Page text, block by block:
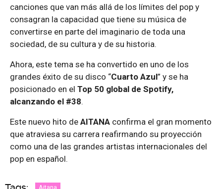
canciones que van más allá de los límites del pop y
consagran la capacidad que tiene su música de
convertirse en parte del imaginario de toda una
sociedad, de su cultura y de su historia.
Ahora, este tema se ha convertido en uno de los
grandes éxito de su disco “Cuarto Azul” y se ha
posicionado en el Top 50 global de Spotify,
alcanzando el #38.
Este nuevo hito de AITANA confirma el gran momento
que atraviesa su carrera reafirmando su proyección
como una de las grandes artistas internacionales del
pop en español.
Aitana